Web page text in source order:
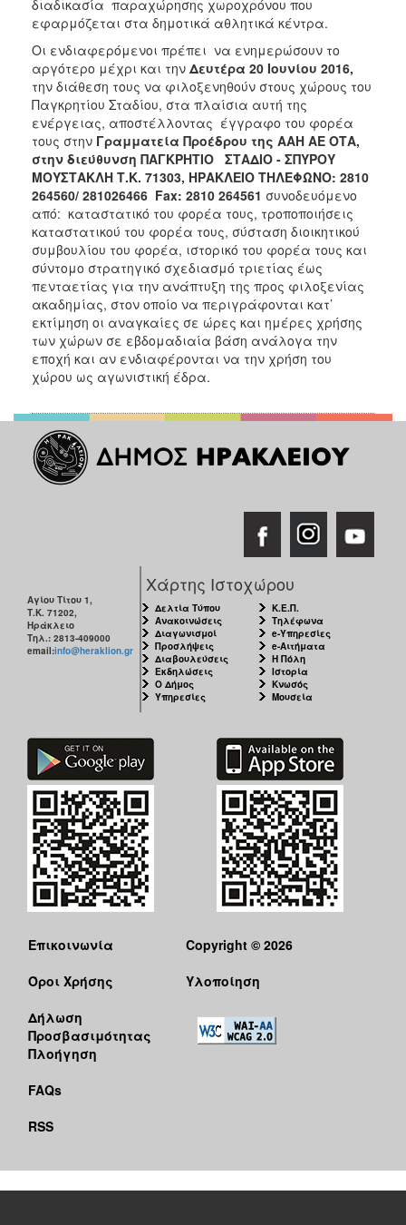
διαδικασία παραχώρησης χωροχρόνου που
εφαρμόζεται στα δημοτικά αθλητικά κέντρα.
Οι ενδιαφερόμενοι πρέπει να ενημερώσουν το
αργότερο μέχρι και την Δευτέρα 20 Ιουνίου 2016,
την διάθεση τους να φιλοξενηθούν στους χώρους του
Παγκρητίου Σταδίου, στα πλαίσια αυτή της
ενέργειας, αποστέλλοντας έγγραφο του φορέα
τους στην Γραμματεία Προέδρου της ΑΑΗ ΑΕ ΟΤΑ,
στην διεύθυνση ΠΑΓΚΡΗΤΙΟ ΣΤΑΔΙΟ - ΣΠΥΡΟΥ
ΜΟΥΣΤΑΚΛΗ Τ.Κ. 71303, ΗΡΑΚΛΕΙΟ ΤΗΛΕΦΩΝΟ: 2810
264560/ 281026466 Fax: 2810 264561 συνοδευόμενο
από: καταστατικό του φορέα τους, τροποποιήσεις
καταστατικού του φορέα τους, σύσταση διοικητικού
συμβουλίου του φορέα, ιστορικό του φορέα τους και
σύντομο στρατηγικό σχεδιασμό τριετίας έως
πενταετίας για την ανάπτυξη της προς φιλοξενίας
ακαδημίας, στον οποίο να περιγράφονται κατ’
εκτίμηση οι αναγκαίες σε ώρες και ημέρες χρήσης
των χώρων σε εβδομαδιαία βάση ανάλογα την
εποχή και αν ενδιαφέρονται να την χρήση του
χώρου ως αγωνιστική έδρα.
Αγίου Τίτου 1,
Τ.Κ. 71202,
Ηράκλειο
Τηλ.: 2813-409000
email:info@heraklion.gr
Χάρτης Ιστοχώρου
Δελτία Τύπου
Ανακοινώσεις
Διαγωνισμοί
Προσλήψεις
Διαβουλεύσεις
Εκδηλώσεις
Ο Δήμος
Υπηρεσίες
Κ.Ε.Π.
Τηλέφωνα
e-Υπηρεσίες
e-Αιτήματα
Η Πόλη
Ιστορία
Κνωσός
Μουσεία
Επικοινωνία
Όροι Χρήσης
Δήλωση
Προσβασιμότητας
Πλοήγηση
FAQs
RSS
Copyright © 2026
Υλοποίηση